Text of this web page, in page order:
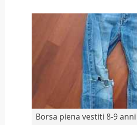
Borsa piena vestiti 8-9 anni